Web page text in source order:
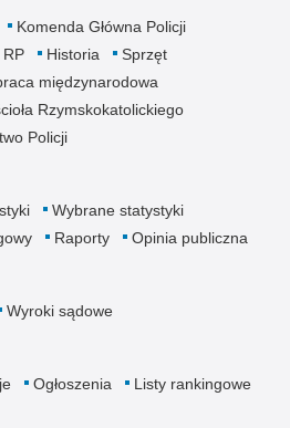
Komenda Główna Policji
Historia
Sprzęt
międzynarodowa
Rzymskokatolickiego
Policji
Wybrane statystyki
Raporty Opinia publiczna
Wyroki sądowe
Ogłoszenia
Listy rankingowe